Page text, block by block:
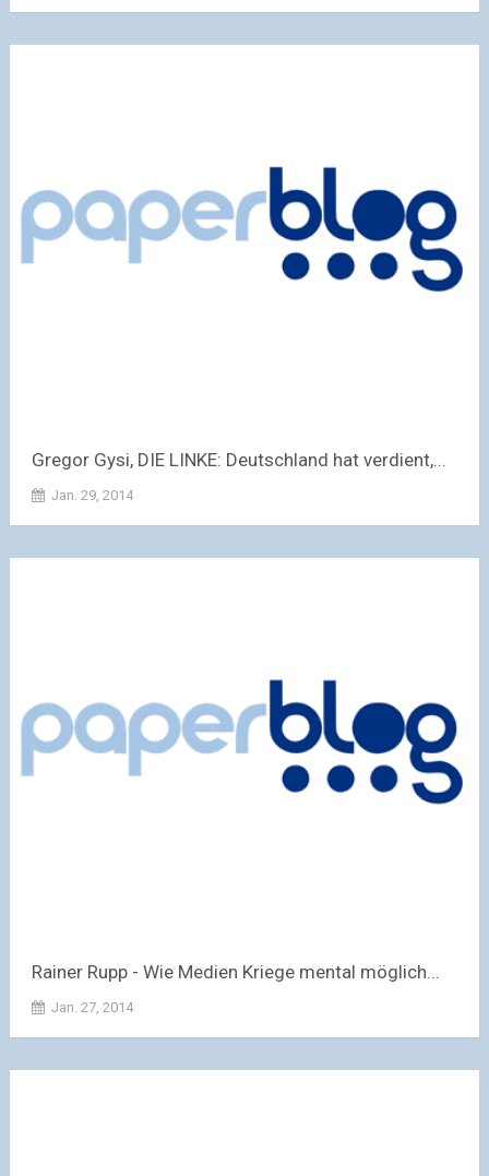
Gregor Gysi, DIE LINKE: Deutschland hat verdient,...
Jan. 29, 2014
Rainer Rupp - Wie Medien Kriege mental möglich...
Jan. 27, 2014